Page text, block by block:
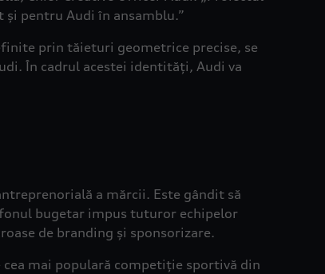
pentru Audi în ansamblu.”
prin tăieturi geometrice precise, se
În cadrul acestei identități, Audi va
a mărcii. Este gândit să
bugetar impus tuturor echipelor
de branding și sponsorizare.
mai populară competiție sportivă din